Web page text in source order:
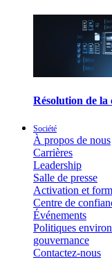
Résolution de la
Société
À propos de nous
Carrières
Leadership
Salle de presse
Activation et
Centre de
Événements
Politiques
gouvernance
Contactez-nous